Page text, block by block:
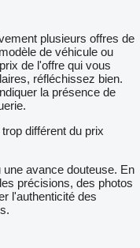
plusieurs offres de
de véhicule ou
de l'offre qui vous
réfléchissez bien.
la présence de
différent du prix
avance douteuse. En
précisions, des photos
l'authenticité des